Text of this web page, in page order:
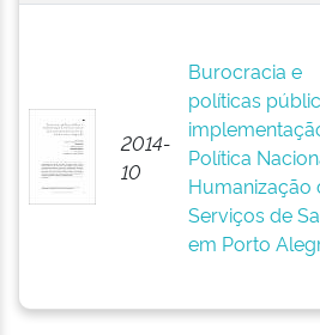
2014-
10
Burocracia e
políticas
Política
Humanização
Serviços de
em Porto